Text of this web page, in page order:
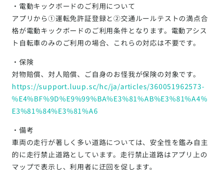
・電動キックボードのご利用について
アプリから①運転免許証登録と②交通ルールテストの満点合
格が電動キックボードのご利用条件となります。電動アシス
ト自転車のみのご利用の場合、これらの対応は不要です。
・保険
対物賠償、対人賠償、ご自身のお怪我が保険の対象です。
https://support.luup.sc/hc/ja/articles/360051962573-
%E4%BF%9D%E9%99%BA%E3%81%AB%E3%81%A4%
E3%81%84%E3%81%A6
・備考
車両の走行が著しく多い道路については、安全性を鑑み自主
的に走行禁止道路としています。走行禁止道路はアプリ上の
マップで表示し、利用者に迂回を促します。